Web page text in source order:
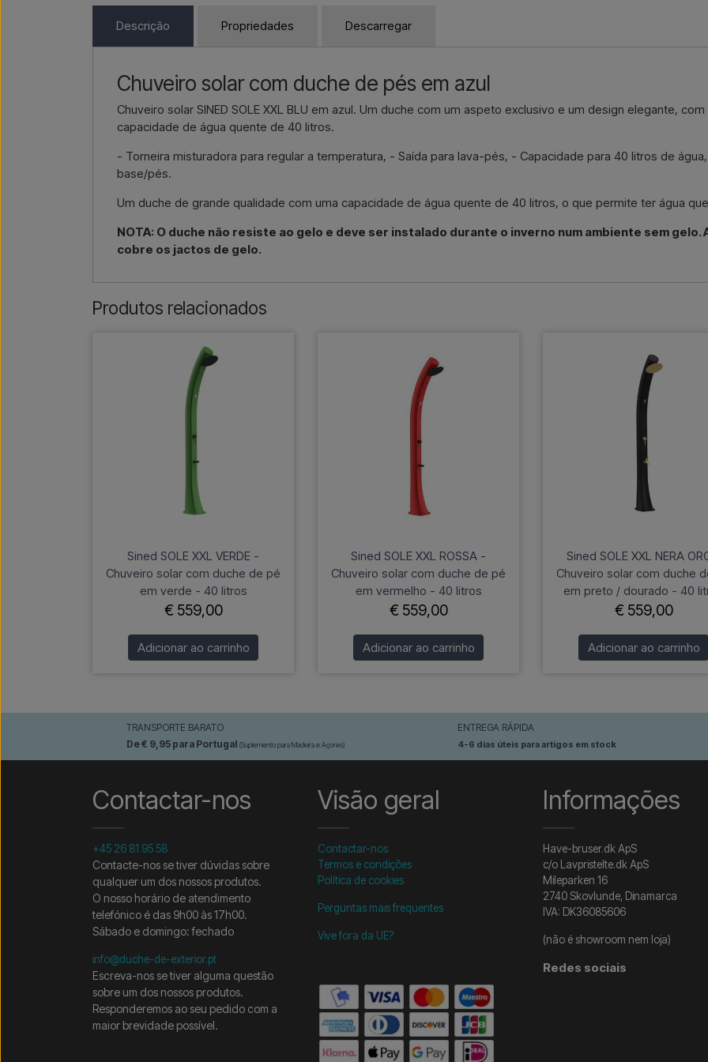
Descrição Propriedades Descarregar
Chuveiro solar com duche de pés em azul
Chuveiro solar SINED SOLE XXL BLU em azul. Um duche com um aspeto exclusivo e um design elegante,
capacidade de água quente de 40 litros.
- Torneira misturadora para regular a temperatura, - Saída para lava-pés, - Capacidade para 40 litros de
base/pés.
Um duche de grande qualidade com uma capacidade de água quente de 40 litros, o que permite ter água
NOTA: O duche não resiste ao gelo e deve ser instalado durante o inverno num ambiente sem
cobre os jactos de gelo.
Produtos relacionados
Sined SOLE XXL VERDE -
Chuveiro solar com duche de pé
em verde - 40 litros
€ 559,00
Adicionar ao carrinho
Sined SOLE XXL ROSSA -
Chuveiro solar com duche de pé
em vermelho - 40 litros
€ 559,00
Adicionar ao carrinho
Sined SOLE XXL NERA
Chuveiro solar com duche
em preto / dourado - 40
€ 559,00
Adicionar ao carrinho
TRANSPORTE BARATO
De € 9,95 para Portugal (Suplemento para Madeira e Açores)
ENTREGA RÁPIDA
4-6 dias úteis para artigos em stock
Contactar-nos
+45 26 81 95 58
Contacte-nos se tiver dúvidas sobre
qualquer um dos nossos produtos.
O nosso horário de atendimento
telefónico é das 9h00 às 17h00.
Sábado e domingo: fechado
info@duche-de-exterior.pt
Escreva-nos se tiver alguma questão
sobre um dos nossos produtos.
Responderemos ao seu pedido com a
maior brevidade possível.
Visão geral
Contactar-nos
Termos e condições
Política de cookies
Perguntas mais frequentes
Vive fora da UE?
Informações
Have-bruser.dk ApS
c/o Lavpristelte.dk ApS
Mileparken 16
2740 Skovlunde, Dinamarca
IVA: DK36085606
(não é showroom nem loja)
Redes sociais